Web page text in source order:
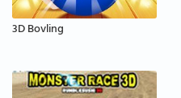
3D Bovling